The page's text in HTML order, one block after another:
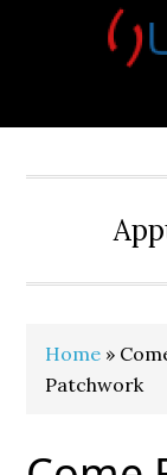
Home »
Patchwork